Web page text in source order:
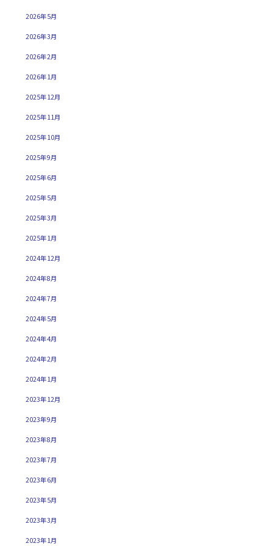
2026年5月
2026年3月
2026年2月
2026年1月
2025年12月
2025年11月
2025年10月
2025年9月
2025年6月
2025年5月
2025年3月
2025年1月
2024年12月
2024年8月
2024年7月
2024年5月
2024年4月
2024年2月
2024年1月
2023年12月
2023年9月
2023年8月
2023年7月
2023年6月
2023年5月
2023年3月
2023年1月